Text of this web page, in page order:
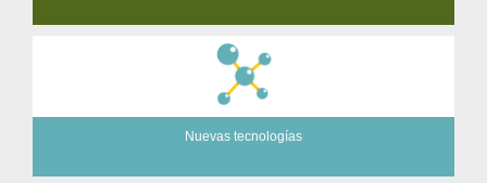
Nuevas tecnologías